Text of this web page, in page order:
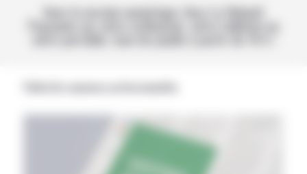
Avec la version numérique, lisez La Volonté
Paysanne sur votre ordinateur, votre tablette ou